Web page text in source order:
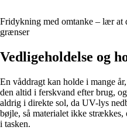
Fridykning med omtanke – lær at
grænser
Vedligeholdelse og
En våddragt kan holde i mange
den altid i ferskvand efter brug,
aldrig i direkte sol, da UV-lys
bøjle, så materialet ikke
i tasken.